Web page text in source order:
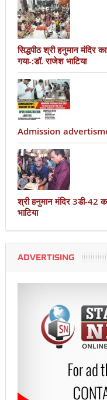
सिद्धपीठ श्री हनुमान मंदिर
गया-:डॉ. राजेश भाटिया
Admission
श्री हनुमान मंदिर 3डी-42
भाटिया
ADVERTISING